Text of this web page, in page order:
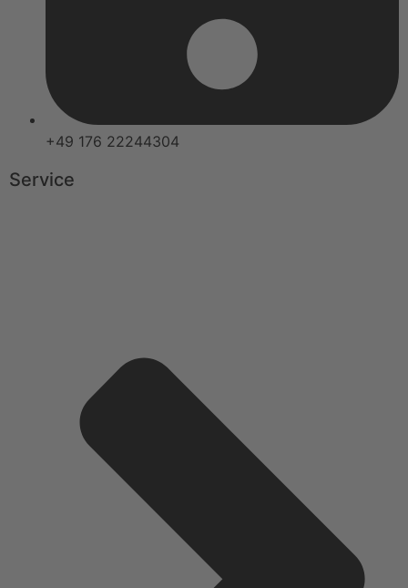
+49 176 22244304
Service